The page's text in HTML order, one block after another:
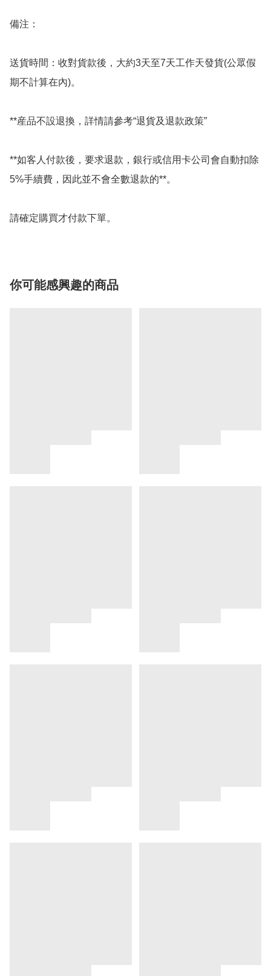
備注：
送貨時間：收對貨款後，大約3天至7天工作天發貨(公眾假
期不計算在內)。
**産品不設退換，詳情請參考“退貨及退款政策”
**如客人付款後，要求退款，銀行或信用卡公司會自動扣除
5%手續費，因此並不會全數退款的**。
請確定購買才付款下單。
你可能感興趣的商品